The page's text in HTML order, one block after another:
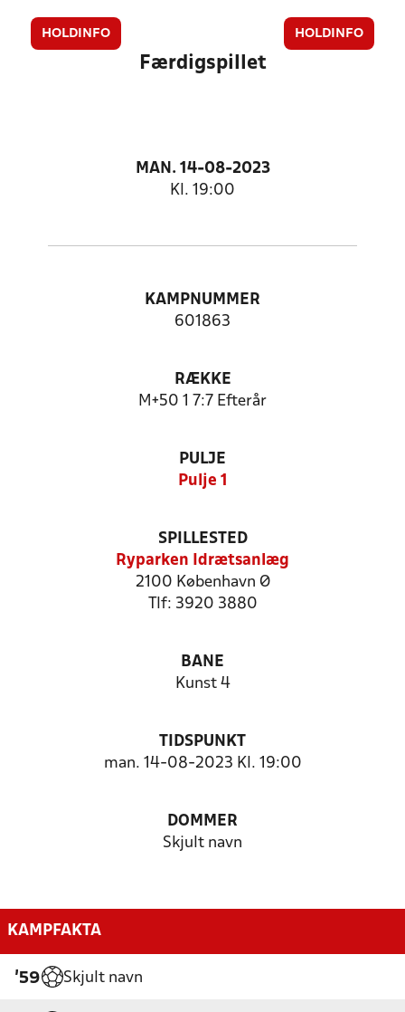
HOLDINFO HOLDINFO
Færdigspillet
MAN. 14-08-2023
Kl. 19:00
KAMPNUMMER
601863
RÆKKE
M+50 1 7:7 Efterår
PULJE
Pulje 1
SPILLESTED
Ryparken Idrætsanlæg
2100 København Ø
Tlf: 3920 3880
BANE
Kunst 4
TIDSPUNKT
man. 14-08-2023 Kl. 19:00
DOMMER
Skjult navn
KAMPFAKTA
'59 Skjult navn